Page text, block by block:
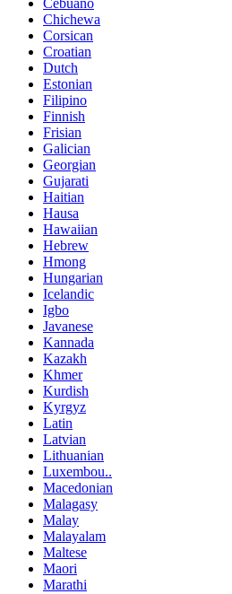
Cebuano
Chichewa
Corsican
Croatian
Dutch
Estonian
Filipino
Finnish
Frisian
Galician
Georgian
Gujarati
Haitian
Hausa
Hawaiian
Hebrew
Hmong
Hungarian
Icelandic
Igbo
Javanese
Kannada
Kazakh
Khmer
Kurdish
Kyrgyz
Latin
Latvian
Lithuanian
Luxembou..
Macedonian
Malagasy
Malay
Malayalam
Maltese
Maori
Marathi